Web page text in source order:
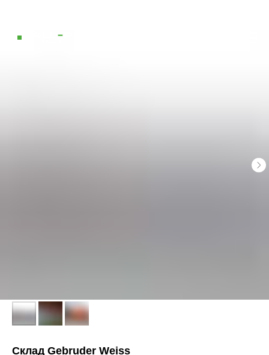
Склад Gebruder Weiss